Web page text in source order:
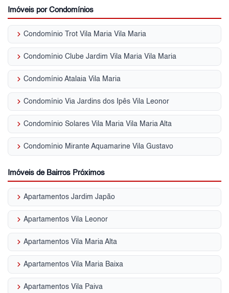
Imóveis por Condomínios
keyboard_arrow_right Condomínio Trot Vila Maria Vila Maria
keyboard_arrow_right Condomínio Clube Jardim Vila Maria Vila Maria
keyboard_arrow_right Condomínio Atalaia Vila Maria
keyboard_arrow_right Condomínio Via Jardins dos Ipês Vila Leonor
keyboard_arrow_right Condomínio Solares Vila Maria Vila Maria Alta
keyboard_arrow_right Condomínio Mirante Aquamarine Vila Gustavo
Imóveis de Bairros Próximos
keyboard_arrow_right Apartamentos Jardim Japão
keyboard_arrow_right Apartamentos Vila Leonor
keyboard_arrow_right Apartamentos Vila Maria Alta
keyboard_arrow_right Apartamentos Vila Maria Baixa
keyboard_arrow_right Apartamentos Vila Paiva